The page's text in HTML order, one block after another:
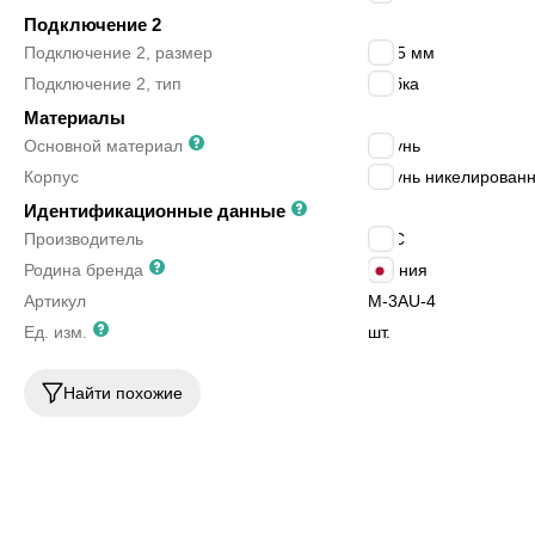
Подключение 2
Подключение 2, размер
4/2.5 мм
Подключение 2, тип
трубка
Материалы
Основной материал
латунь
Корпус
латунь
Идентификационные данные
Производитель
SMC
Родина бренда
Япония
Артикул
M-3AU-4
Ед. изм.
шт.
Найти похожие